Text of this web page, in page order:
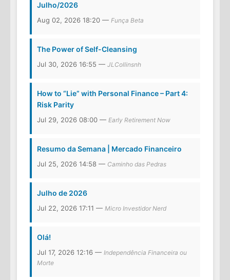
Julho/2026
Aug 02, 2026 18:20 — Funça Beta
The Power of Self-Cleansing
Jul 30, 2026 16:55 — JLCollinsnh
How to “Lie” with Personal Finance – Part 4:
Risk Parity
Jul 29, 2026 08:00 — Early Retirement Now
Resumo da Semana | Mercado Financeiro
Jul 25, 2026 14:58 — Caminho das Pedras
Julho de 2026
Jul 22, 2026 17:11 — Micro Investidor Nerd
Olá!
Jul 17, 2026 12:16 — Independência Financeira ou
Morte